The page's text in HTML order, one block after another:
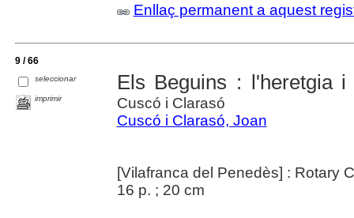
Enllaç permanent a aquest
9 / 66
seleccionar
imprimir
Els Beguins : l'heretgia
Cuscó i Clarasó
Cuscó i Clarasó, Joan
[Vilafranca del Penedès] : Rotary
16 p. ; 20 cm